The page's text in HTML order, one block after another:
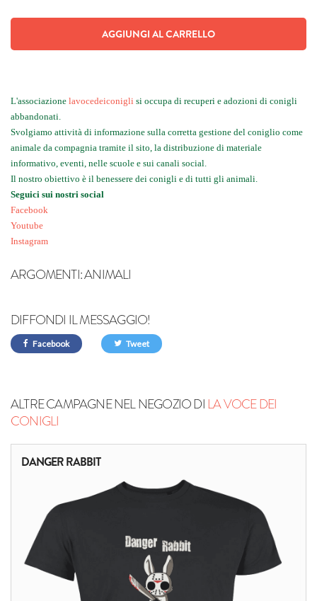
AGGIUNGI AL CARRELLO
L'associazione lavocedeiconigli si occupa di recuperi e adozioni di conigli
abbandonati.
Svolgiamo attività di informazione sulla corretta gestione del coniglio come
animale da compagnia tramite il sito, la distribuzione di materiale
informativo, eventi, nelle scuole e sui canali social.
Il nostro obiettivo è il benessere dei conigli e di tutti gli animali.
Seguici sui nostri social
Facebook
Youtube
Instagram
ARGOMENTI:ANIMALI
DIFFONDI IL MESSAGGIO!
Facebook Tweet
ALTRE CAMPAGNE NEL NEGOZIO DILA VOCE DEI
CONIGLI
DANGER RABBIT